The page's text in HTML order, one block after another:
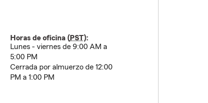
Horas de oficina (PST):
Lunes - viernes de 9:00 AM a
5:00 PM
Cerrada por almuerzo de 12:00
PM a 1:00 PM